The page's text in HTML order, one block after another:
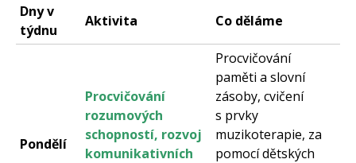
Dny v
týdnu
Aktivita Co děláme
Pondělí
Procvičování
rozumových
schopností, rozvoj
komunikativních
Procvičování
paměti a slovní
zásoby, cvičení
s prvky
muzikoterapie, za
pomocí dětských